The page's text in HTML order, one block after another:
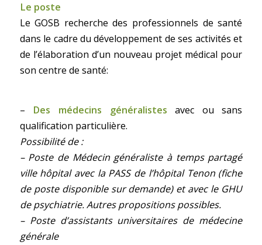
Le poste
Le GOSB recherche des professionnels de santé
dans le cadre du développement de ses activités et
de l’élaboration d’un nouveau projet médical pour
son centre de santé:
– Des médecins généralistes avec ou sans
qualification particulière.
Possibilité de :
– Poste de Médecin généraliste à temps partagé
ville hôpital avec la PASS de l’hôpital Tenon (fiche
de poste disponible sur demande) et avec le GHU
de psychiatrie. Autres propositions possibles.
– Poste d’assistants universitaires de médecine
générale